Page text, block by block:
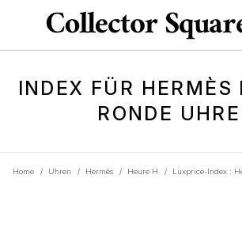
INDEX FÜR HERMÈS
RONDE
Home / Uhren / Hermès / Heure H / Luxprice-Index :